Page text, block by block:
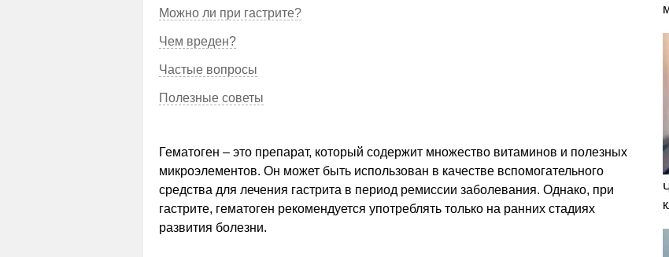
Можно ли при гастрите?
Чем вреден?
Частые вопросы
Полезные советы
Гематоген – это препарат, который содержит множество витаминов и полезных
микроэлементов. Он может быть использован в качестве вспомогательного
средства для лечения гастрита в период ремиссии заболевания. Однако, при
гастрите, гематоген рекомендуется употреблять только на ранних стадиях
развития болезни.